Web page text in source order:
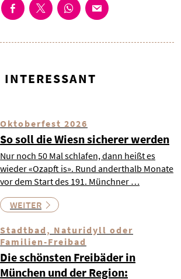
INTERESSANT
Oktoberfest 2026
So soll die Wiesn sicherer werden
Nur noch 50 Mal schlafen, dann heißt es
wieder «Ozapft is». Rund anderthalb Monate
vor dem Start des 191. Münchner …
WEITER
Stadtbad, Naturidyll oder
Familien-Freibad
Die schönsten Freibäder in
München und der Region: